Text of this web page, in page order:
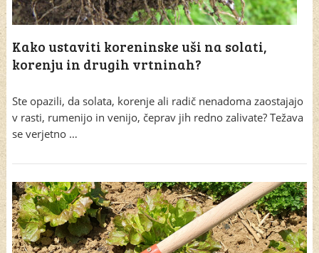
Kako ustaviti koreninske uši na solati,
korenju in drugih vrtninah?
Ste opazili, da solata, korenje ali radič nenadoma zaostajajo
v rasti, rumenijo in venijo, čeprav jih redno zalivate? Težava
se verjetno …